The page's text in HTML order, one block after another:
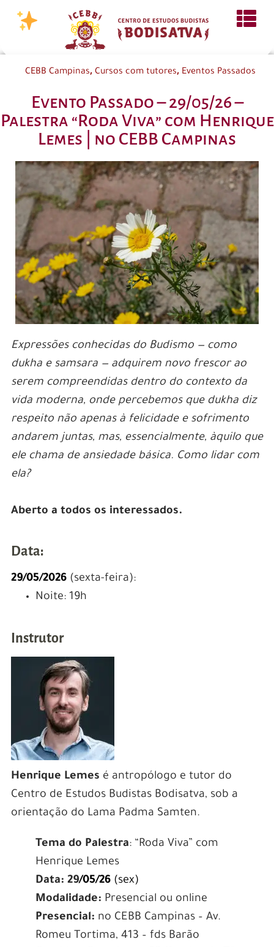
CEBB Campinas, Cursos com tutores, Eventos Passados
Evento Passado – 29/05/26 –
Palestra “Roda Viva” com Henrique
Lemes | no CEBB Campinas
Expressões conhecidas do Budismo — como
dukha e samsara — adquirem novo frescor ao
serem compreendidas dentro do contexto da
vida moderna, onde percebemos que dukha diz
respeito não apenas à felicidade e sofrimento
andarem juntas, mas, essencialmente, àquilo que
ele chama de ansiedade básica. Como lidar com
ela?
Aberto a todos os interessados.
Data:
29/05/2026 (sexta-feira):
Noite: 19h
Instrutor
Henrique Lemes é antropólogo e tutor do
Centro de Estudos Budistas Bodisatva, sob a
orientação do Lama Padma Samten.
Tema do Palestra: “Roda Viva” com
Henrique Lemes
Data: 29/05/26(sex)
Modalidade: Presencial ou online
Presencial: no CEBB Campinas – Av.
Romeu Tortima, 413 – fds Barão